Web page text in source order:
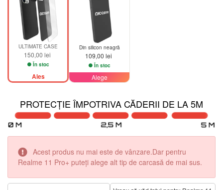
ULTIMATE CASE
150,00 lei
În stoc
Ales
Din silicon neagră
109,00 lei
În stoc
Alege
PROTECȚIE ÎMPOTRIVA CĂDERII DE LA 5M
Acest produs nu mai este de vânzare.Dar pentru
Realme 11 Pro+ puteţi alege alt tip de carcasă de mai sus.